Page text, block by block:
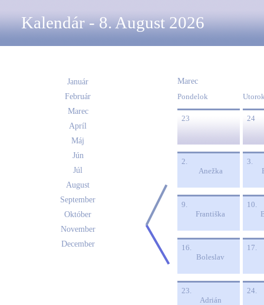
Kalendár - 8. August 2026
Január
Február
Marec
Apríl
Máj
Jún
Júl
August
September
Október
November
December
Marec
Pondelok
23 24
2.
Anežka
3.
9.
Františka
10.
16.
Boleslav
17.
23.
Adrián
24.